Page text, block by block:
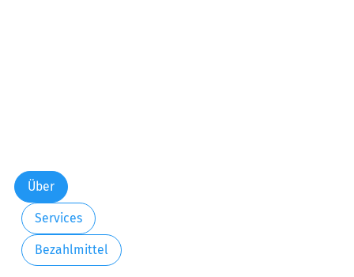
Über
Services
Bezahlmittel